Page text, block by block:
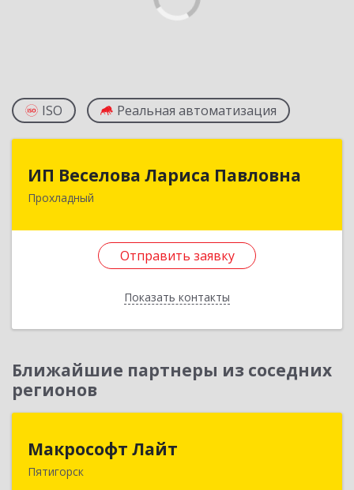
ISO Реальная автоматизация
ИП Веселова Лариса Павловна
Прохладный
Отправить заявку
Показать контакты
Отправить заявку
Назад
Ближайшие партнеры из соседних
регионов
Макрософт Лайт
Пятигорск357501, Ставропольский край, Пятигорск г,